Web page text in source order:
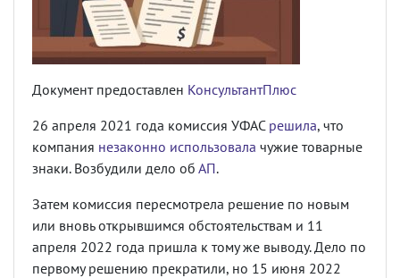
Документ предоставлен КонсультантПлюс
26 апреля 2021 года комиссия УФАС решила, что
компания незаконно использовала чужие товарные
знаки. Возбудили дело об АП.
Затем комиссия пересмотрела решение по новым
или вновь открывшимся обстоятельствам и 11
апреля 2022 года пришла к тому же выводу. Дело по
первому решению прекратили, но 15 июня 2022